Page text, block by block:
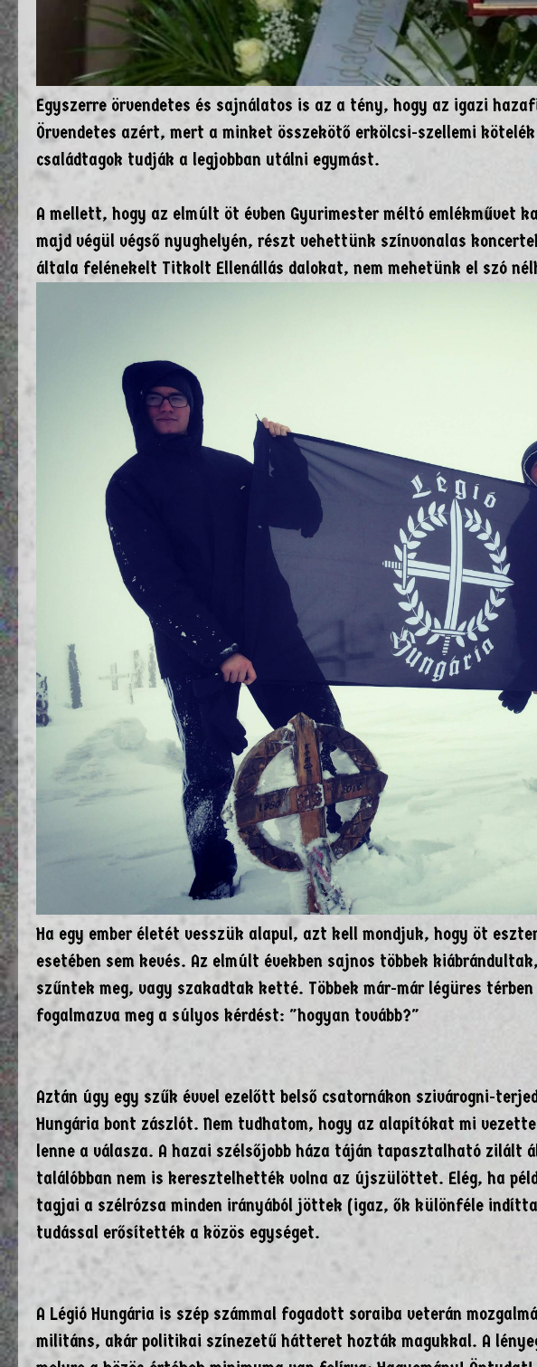
Egyszerre örvendetes és sajnálatos is az a tény, hogy az igazi
Örvendetes azért, mert a minket összekötő erkölcsi-szellemi
családtagok tudják a legjobban utálni egymást.
A mellett, hogy az elmúlt öt évben Gyurimester méltó emlékművet
majd végül végső nyughelyén, részt vehettünk színvonalas
általa felénekelt Titkolt Ellenállás dalokat, nem mehetünk el szó
Ha egy ember életét vesszük alapul, azt kell mondjuk, hogy öt
esetében sem kevés. Az elmúlt években sajnos többek
szűntek meg, vagy szakadtak ketté. Többek már-már légüres
fogalmazva meg a súlyos kérdést: "hogyan tovább?"
Aztán úgy egy szűk évvel ezelőtt belső csatornákon szivárogni-
Hungária bont zászlót. Nem tudhatom, hogy az alapítókat mi
lenne a válasza. A hazai szélsőjobb háza táján tapasztalható zilált
találóbban nem is keresztelhették volna az újszülöttet. Elég, ha
tagjai a szélrózsa minden irányából jöttek (igaz, ők különféle
tudással erősítették a közös egységet.
A Légió Hungária is szép számmal fogadott soraiba veterán
militáns, akár politikai színezetű hátteret hozták magukkal. A